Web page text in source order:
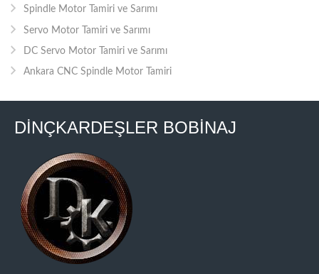
Spindle Motor Tamiri ve Sarımı
Servo Motor Tamiri ve Sarımı
DC Servo Motor Tamiri ve Sarımı
Ankara CNC Spindle Motor Tamiri
DİNÇKARDEŞLER BOBİNAJ